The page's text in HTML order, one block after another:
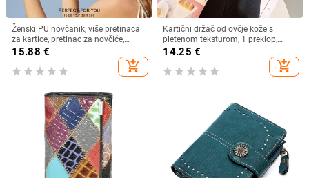
Ženski PU novčanik, više pretinaca
za kartice, pretinac za novčiće,
kompaktni polukružni dizajn,
gradski minimalistički stil, podstava
od poliestera
15.88 €
add_shopping_cart
Kartični držač od ovčje kože s
pletenom teksturom, 1 preklop,
višestruki džepovi za kartice i džep
14.25 €
add_shopping_cart